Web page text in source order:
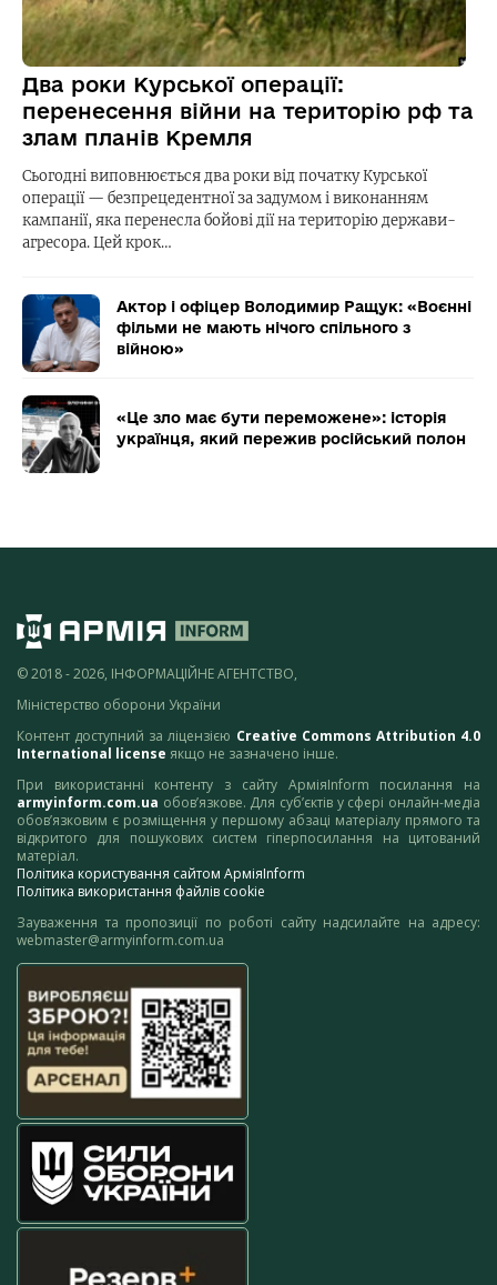
Два роки Курської операції:
перенесення війни на територію рф та
злам планів Кремля
Сьогодні виповнюється два роки від початку Курської
операції — безпрецедентної за задумом і виконанням
кампанії, яка перенесла бойові дії на територію держави-
агресора. Цей крок…
Актор і офіцер Володимир Ращук: «Воєнні
фільми не мають нічого спільного з
війною»
«Це зло має бути переможене»: історія
українця, який пережив російський полон
© 2018 - 2026, ІНФОРМАЦІЙНЕ АГЕНТСТВО,
Міністерство оборони України
Контент доступний за ліцензією Creative Commons Attribution 4.0
International license якщо не зазначено інше.
При використанні контенту з сайту АрміяInform посилання на
armyinform.com.ua обов’язкове. Для суб’єктів у сфері онлайн-медіа
обов’язковим є розміщення у першому абзаці матеріалу прямого та
відкритого для пошукових систем гіперпосилання на цитований
матеріал.
Політика користування сайтом АрміяInform
Політика використання файлів cookie
Зауваження та пропозиції по роботі сайту надсилайте на адресу:
webmaster@armyinform.com.ua